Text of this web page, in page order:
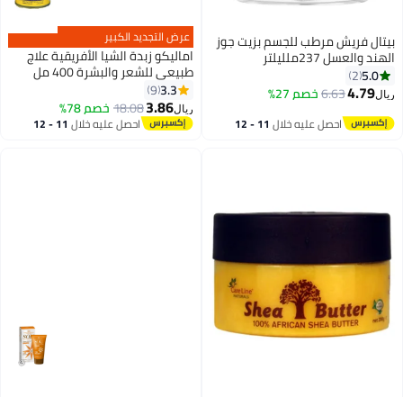
بيتال فريش مرطب للجسم بزيت جوز
الهند والعسل 237ملليلتر
5.0
2
ريال4.79
6.63خصم 27%
احصل عليه خلال 11 - 12
عرض التجديد الكبير
اماليكو زبدة الشيا الأفريقية علاج
طبيعي للشعر والبشرة 400 مل
3.3
9
ريال3.86
18.08خصم 78%
احصل عليه خلال 11 - 12